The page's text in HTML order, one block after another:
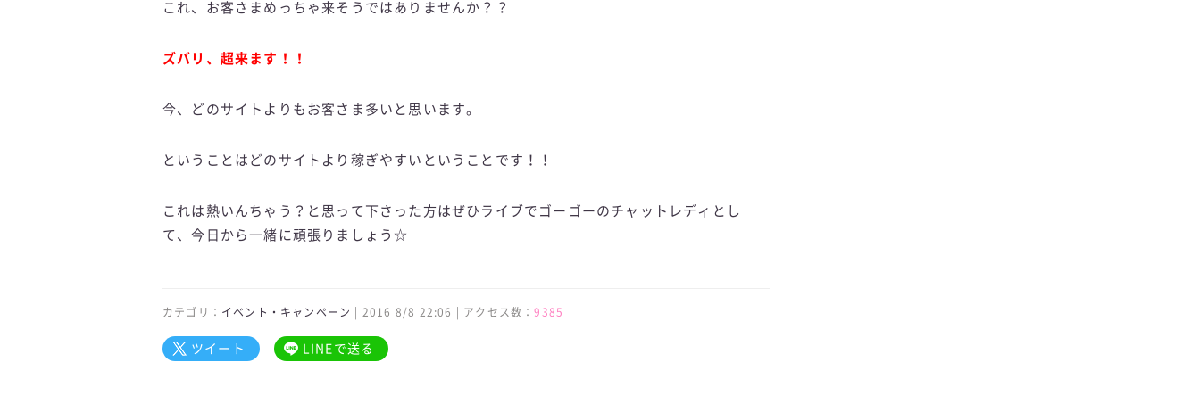
これ、お客さまめっちゃ来そうではありませんか？？
ズバリ、超来ます！！
今、どのサイトよりもお客さま多いと思います。
ということはどのサイトより稼ぎやすいということです！！
これは熱いんちゃう？と思って下さった方はぜひライブでゴーゴーのチャットレディとし
て、今日から一緒に頑張りましょう☆
カテゴリ： イベント・キャンペーン | 2016 8/8 22:06 | アクセス数：9385
ツイート LINEで送る